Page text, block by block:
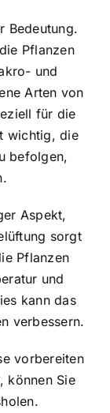
Bedeutung.
Pflanzen
und
Arten von
für die
wichtig, die
befolgen,
Aspekt,
sorgt
Pflanzen
und
kann das
verbessern.
vorbereiten
können Sie